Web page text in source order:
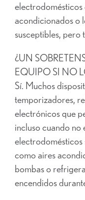
electrodomésticos
acondicionados o
susceptibles, pero
¿UN
EQUIPO SI NO
Sí. Muchos
temporizadores,
electrónicos que
incluso cuando no
electrodomésticos
como aires
bombas o
encendidos